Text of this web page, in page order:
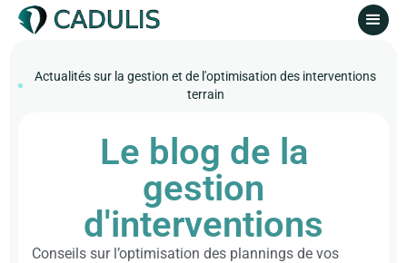
Actualités sur la gestion et de l'optimisation des interventions
terrain
Le blog de la
gestion
d'interventions
Conseils sur l’optimisation des plannings de vos